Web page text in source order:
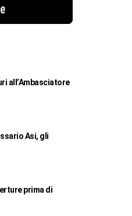
all’Ambasciatore
Asi, gli
prima di